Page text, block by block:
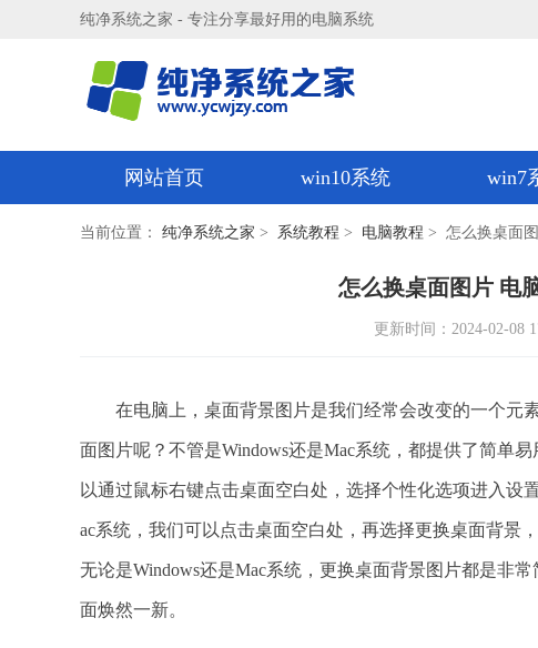
纯净系统之家 - 专注分享最好用的电脑系统
网站首页 win10系统 win7
当前位置： 纯净系统之家 > 系统教程 > 电脑教程 > 怎么换桌面
怎么换桌面图片 电
更新时间：2024-02-08
在电脑上，桌面背景图片是我们经常会改变的一个元
面图片呢？不管是Windows还是Mac系统，都提供了简单
以通过鼠标右键点击桌面空白处，选择个性化选项进入
ac系统，我们可以点击桌面空白处，再选择更换桌面背景
无论是Windows还是Mac系统，更换桌面背景图片都是非
面焕然一新。